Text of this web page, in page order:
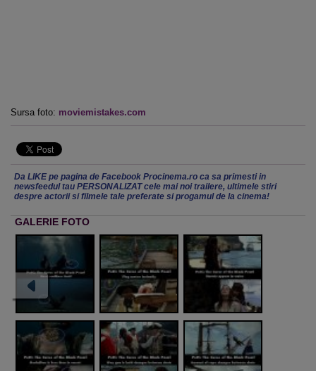
Sursa foto: moviemistakes.com
Da LIKE pe pagina de Facebook Procinema.ro ca sa primesti in
newsfeedul tau PERSONALIZAT cele mai noi trailere, ultimele stiri
despre actorii si filmele tale preferate si progamul de la cinema!
GALERIE FOTO